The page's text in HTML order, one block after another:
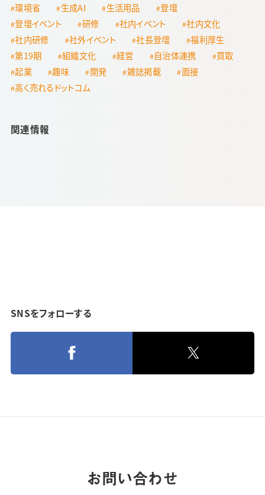
環境省
生成AI 生活用品
登壇
登壇イベント
研修 社内イベント
社内文化
社内研修
社外イベント 社長登壇
福利厚生
第19期
組織文化 経営 自治体連携
買取
起業
趣味 開発 雑誌掲載
面接
高く売れるドットコム
関連情報
SNSをフォローする
お問い合わせ